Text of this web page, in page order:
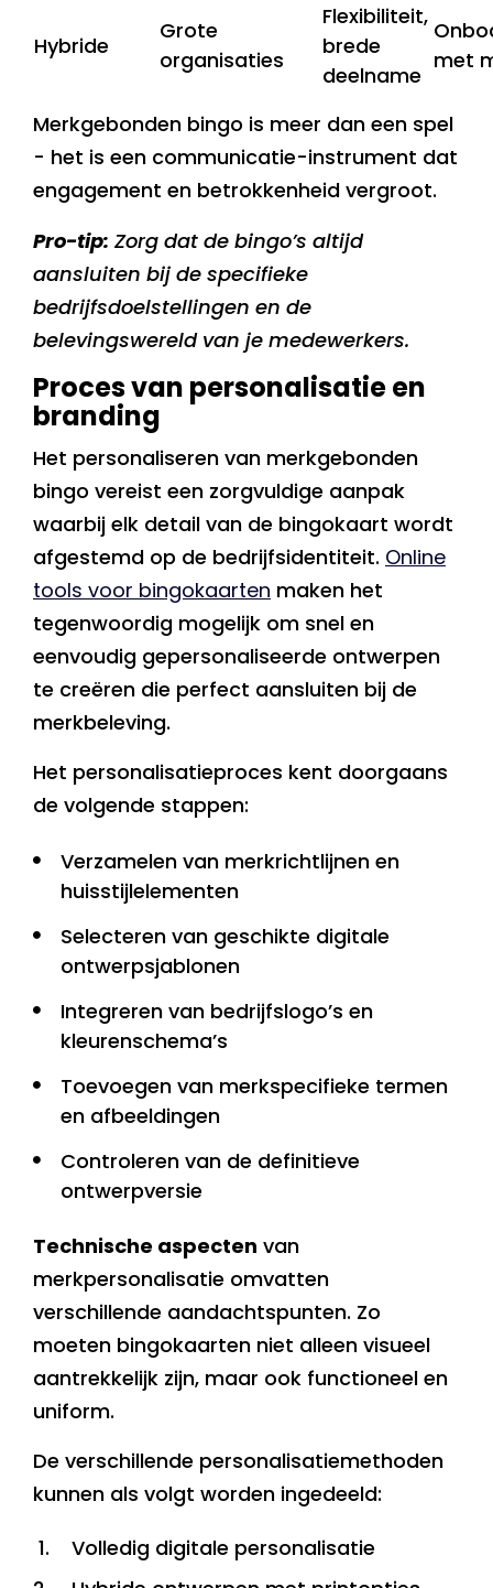
Hybride
Grote
organisaties
Flexibiliteit,
brede
deelname
met
Merkgebonden bingo is meer dan een spel
- het is een communicatie-instrument dat
engagement en betrokkenheid vergroot.
Pro-tip: Zorg dat de bingo’s altijd
aansluiten bij de specifieke
bedrijfsdoelstellingen en de
belevingswereld van je medewerkers.
Proces van personalisatie en
branding
Het personaliseren van merkgebonden
bingo vereist een zorgvuldige aanpak
waarbij elk detail van de bingokaart wordt
afgestemd op de bedrijfsidentiteit. Online
tools voor bingokaarten maken het
tegenwoordig mogelijk om snel en
eenvoudig gepersonaliseerde ontwerpen
te creëren die perfect aansluiten bij de
merkbeleving.
Het personalisatieproces kent doorgaans
de volgende stappen:
Verzamelen van merkrichtlijnen en
huisstijlelementen
Selecteren van geschikte digitale
ontwerpsjablonen
Integreren van bedrijfslogo’s en
kleurenschema’s
Toevoegen van merkspecifieke termen
en afbeeldingen
Controleren van de definitieve
ontwerpversie
Technische aspecten van
merkpersonalisatie omvatten
verschillende aandachtspunten. Zo
moeten bingokaarten niet alleen visueel
aantrekkelijk zijn, maar ook functioneel en
uniform.
De verschillende personalisatiemethoden
kunnen als volgt worden ingedeeld:
Volledig digitale personalisatie